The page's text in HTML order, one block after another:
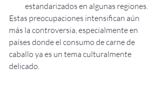
estandarizados en algunas regiones.
Estas preocupaciones intensifican aún
más la controversia, especialmente en
países donde el consumo de carne de
caballo ya es un tema culturalmente
delicado.